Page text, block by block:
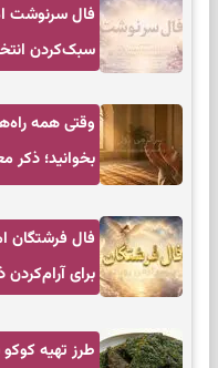
سبک‌کردن
وقتی همه
بخوانید؛ ذکر
برای
طرز تهیه